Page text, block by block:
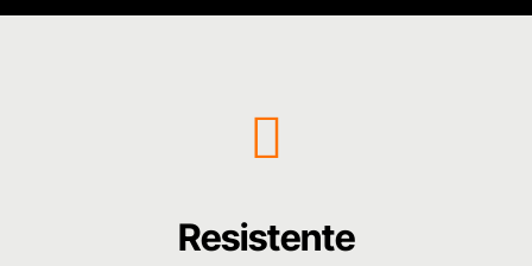
Resistente